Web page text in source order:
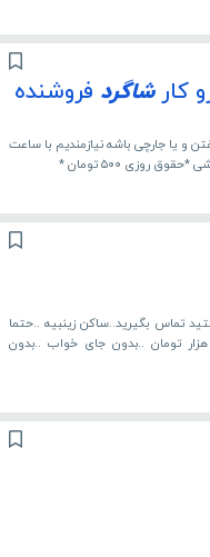
کارشاگرد فروشنده
و یا جارچی باشه نیازمندیم با ساعت
تماس بگیرید..ساکن زینبیه ..حتما
اتباع ..حقوق روزانه ۱۵۰۰ ..اضافه کاری ساعتی ۲۰۰ هزار تومان ..بدون جای خواب ..بدون